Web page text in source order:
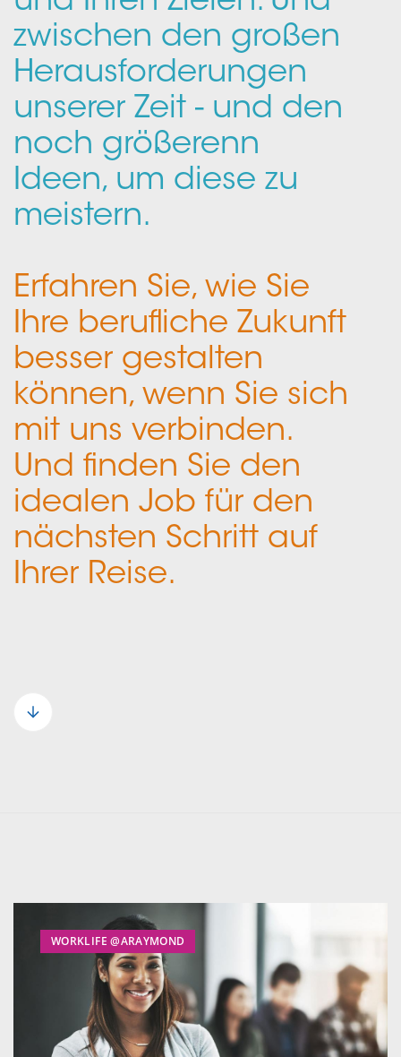
zwischen den großen
Herausforderungen
unserer Zeit - und den
noch größerenn
Ideen, um diese zu
meistern.
Erfahren Sie, wie Sie
Ihre berufliche Zukunft
besser gestalten
können, wenn Sie sich
mit uns verbinden.
Und finden Sie den
idealen Job für den
nächsten Schritt auf
Ihrer Reise.
WORKLIFE @ARAYMOND